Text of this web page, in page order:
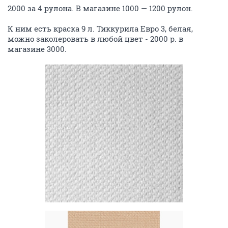
2000 за 4 рулона. В магазине 1000 — 1200 рулон.
К ним есть краска 9 л. Тиккурила Евро 3, белая,
можно заколеровать в любой цвет - 2000 р. в
магазине 3000.